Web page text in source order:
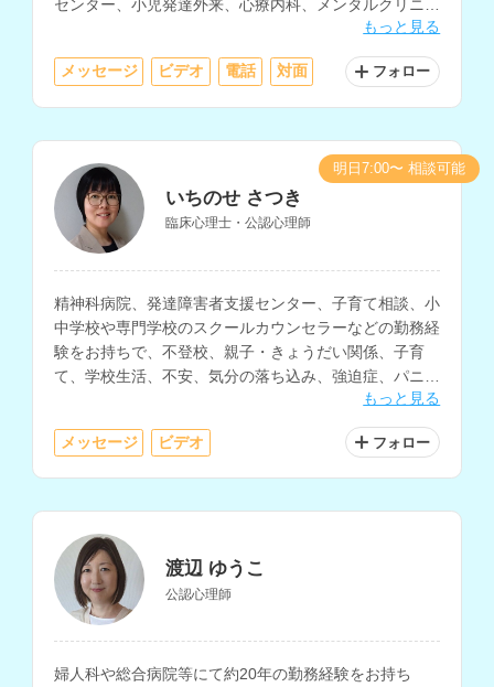
センター、小児発達外来、心療内科、メンタルクリニッ
ク、スクールカウンセラーなどの勤務経験をお持ちで
もっと見る
メッセージ ビデオ 電話 対面 フォロー
いちのせ さつき
臨床心理士・公認心理師
精神科病院、発達障害者支援センター、子育て相談、小
中学校や専門学校のスクールカウンセラーなどの勤務経
験をお持ちで、不登校、親子・きょうだい関係、子育
て、学校生活、不安、気分の落ち込み、強迫症、パニッ
ク症など、幅広い相談内容に対応されているカウンセラ
もっと見る
メッセージ ビデオ フォロー
明日7:00〜 相談可能
渡辺 ゆうこ
公認心理師
婦人科や総合病院等にて約20年の勤務経験をお持ち